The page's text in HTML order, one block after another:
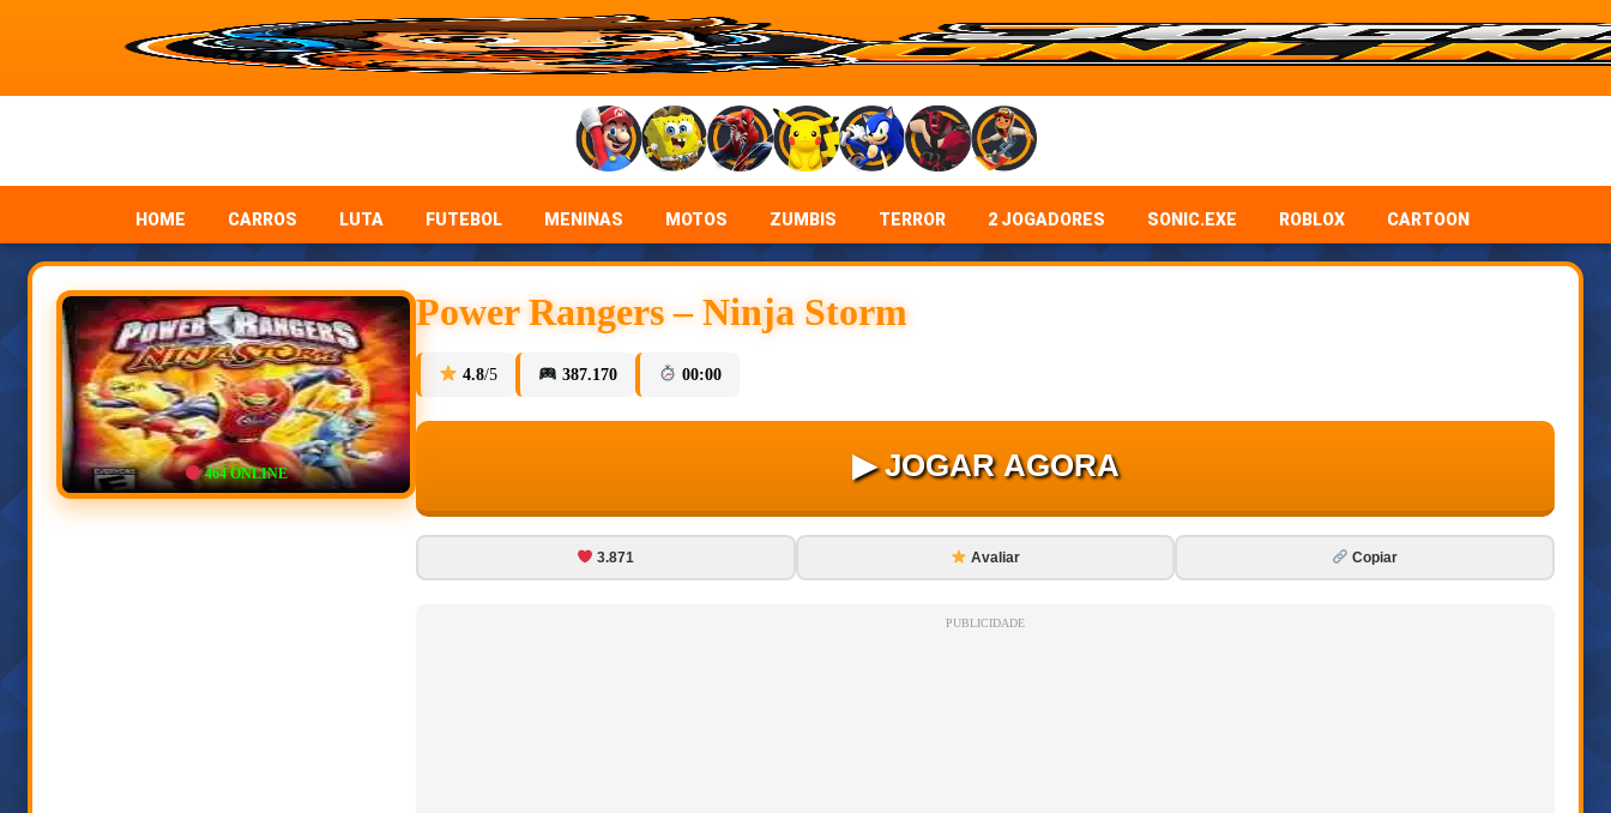
HOME CARROS LUTA FUTEBOL MENINAS MOTOS ZUMBIS TERROR 2 JOGADORES SONIC.EXE ROBLOX CARTOON
464ONLINE
Power Rangers – Ninja Storm
4.8/5 387.170 00:00
▶ JOGAR AGORA
3.871 Avaliar Copiar
PUBLICIDADE